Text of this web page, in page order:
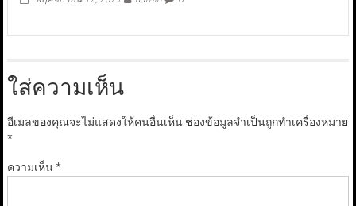
ใส่ความเห็น
อีเมลของคุณจะไม่แสดงให้คนอื่นเห็น ช่องข้อมูลจำเป็นถูกทำเครื่องหมาย
*
ความเห็น*